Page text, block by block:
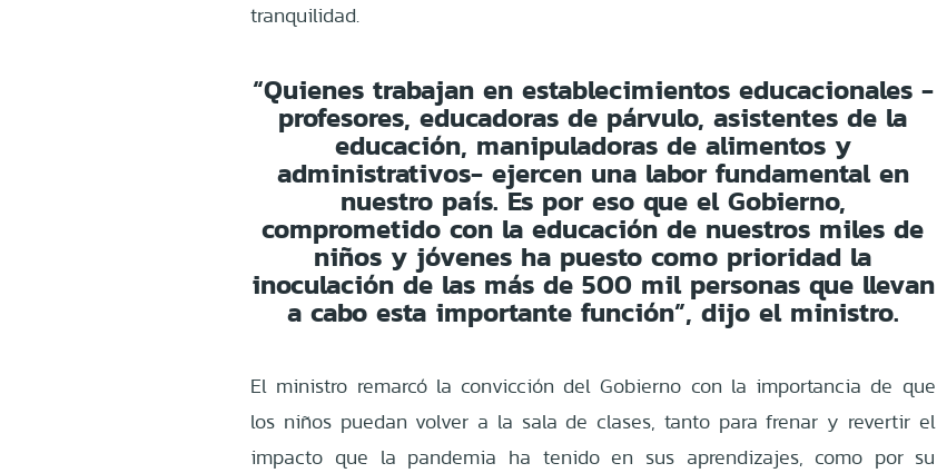
tranquilidad.
“Quienes trabajan en establecimientos educacionales -
profesores, educadoras de párvulo, asistentes de la
educación, manipuladoras de alimentos y
administrativos- ejercen una labor fundamental en
nuestro país. Es por eso que el Gobierno,
comprometido con la educación de nuestros miles de
niños y jóvenes ha puesto como prioridad la
inoculación de las más de 500 mil personas que llevan
a cabo esta importante función”, dijo el ministro.
El ministro remarcó la convicción del Gobierno con la importancia de que
los niños puedan volver a la sala de clases, tanto para frenar y revertir el
impacto que la pandemia ha tenido en sus aprendizajes, como por su